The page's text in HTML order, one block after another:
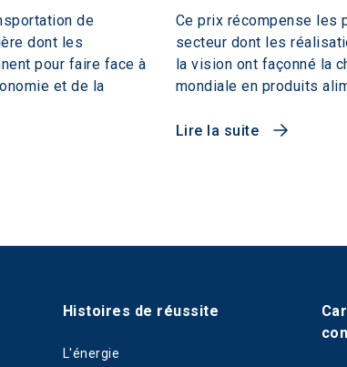
de
dont les
pour faire face à
et de la
Ce prix récompense les
secteur dont les
la vision ont façonné la
mondiale en produits
Lire la suite
Histoires de réussite
L'énergie